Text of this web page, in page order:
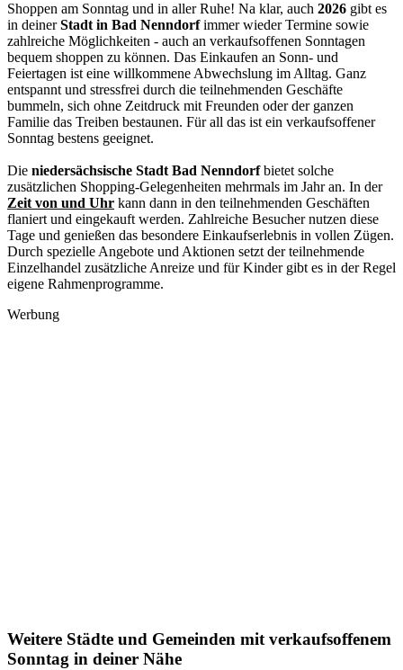
Shoppen am Sonntag und in aller Ruhe! Na klar, auch 2026 gibt es
in deinerStadt in Bad Nenndorfimmer wieder Termine sowie
zahlreiche Möglichkeiten - auch an verkaufsoffenen Sonntagen
bequem shoppen zu können. Das Einkaufen an Sonn- und
Feiertagen ist eine willkommene Abwechslung im Alltag. Ganz
entspannt und stressfrei durch die teilnehmenden Geschäfte
bummeln, sich ohne Zeitdruck mit Freunden oder der ganzen
Familie das Treiben bestaunen. Für all das ist ein verkaufsoffener
Sonntag bestens geeignet.
Die niedersächsische Stadt Bad Nenndorfbietet solche
zusätzlichen Shopping-Gelegenheiten mehrmals im Jahr an. In der
Zeit von und Uhr kann dann in den teilnehmenden Geschäften
flaniert und eingekauft werden. Zahlreiche Besucher nutzen diese
Tage und genießen das besondere Einkaufserlebnis in vollen Zügen.
Durch spezielle Angebote und Aktionen setzt der teilnehmende
Einzelhandel zusätzliche Anreize und für Kinder gibt es in der Regel
eigene Rahmenprogramme.
Werbung
Weitere Städte und Gemeinden mit verkaufsoffenem
Sonntag in deiner Nähe